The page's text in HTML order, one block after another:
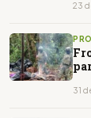
23
31